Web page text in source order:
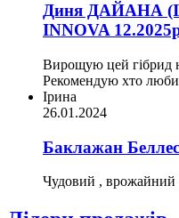
Диня ДАЙАНА
INNOVA
Вирощую цей гібрид
Рекомендую хто
Ірина
26.01.2024
Баклажан
Чудовий , врожайний